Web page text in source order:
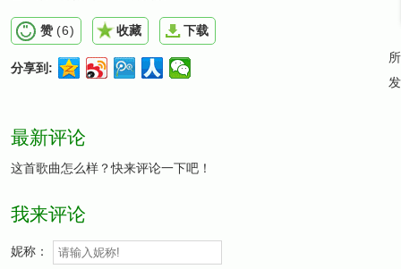
赞 (6) 收藏 下载
分享到:
最新评论
这首歌曲怎么样？快来评论一下吧！
我来评论
妮称：